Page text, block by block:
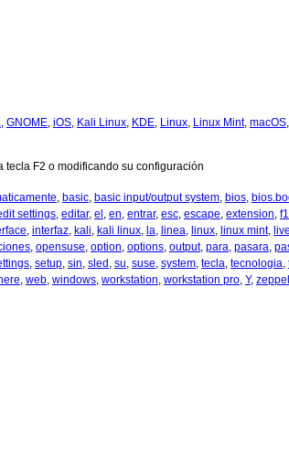
, GNOME, iOS, Kali Linux, KDE, Linux, Linux Mint, macOS,
F2 o modificando su configuración
, basic, basic input/output system, bios,
settings, editar, el , en, entrar, esc, escape, extension,
, interfaz, kali, kali linux, la, linea, linux, linux mint, live
, opensuse, option, options, output, para, pasara,
, setup, sin, sled , su, suse, system, tecla, tecnologia,
, web, windows, workstation, workstation pro, Y,